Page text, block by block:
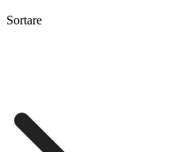
Sortare